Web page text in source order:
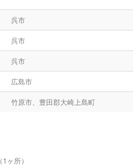
呉市
呉市
呉市
広島市
竹原市、豊田郡大崎上島町
（1ヶ所）